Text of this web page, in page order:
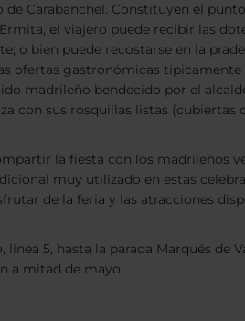
de Carabanchel. Constituyen el
el viajero puede recibir las
o bien puede recostarse en la
ofertas gastronómicas típicamente
madrileño bendecido por el
con sus rosquillas listas (cubiertas
la fiesta con los madrileños
muy utilizado en estas
de la feria y las atracciones
5, hasta la parada Marqués de
a mitad de mayo.